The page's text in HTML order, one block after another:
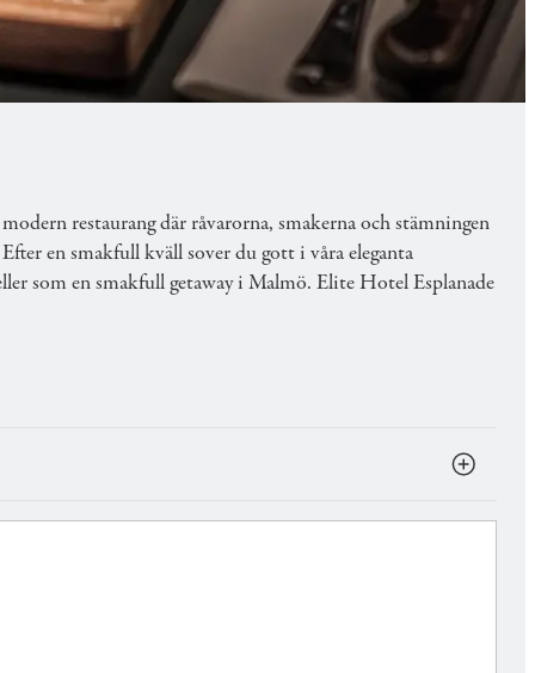
Elite Hotel Esplanade, en smakrik
restaurang där råvarorna, smakerna och stämningen
en smakfull kväll sover du gott i våra eleganta
som en smakfull getaway i Malmö. Elite Hotel Esplanade